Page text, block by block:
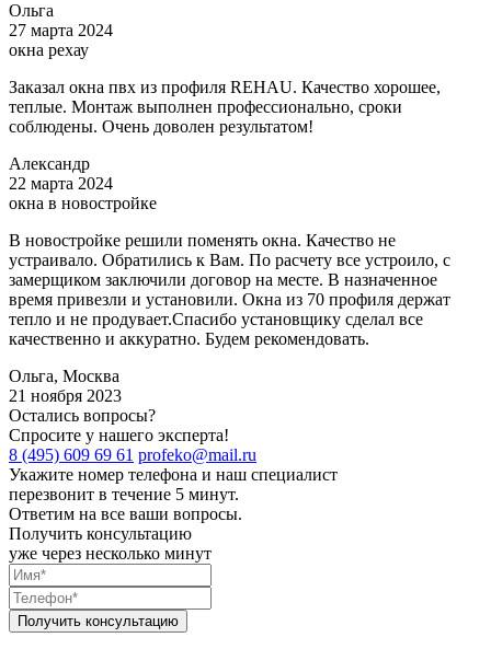
Ольга
27 марта 2024
окна рехау
Заказал окна пвх из профиля REHAU. Качество хорошее,
теплые. Монтаж выполнен профессионально, сроки
соблюдены. Очень доволен результатом!
Александр
22 марта 2024
окна в новостройке
В новостройке решили поменять окна. Качество не
устраивало. Обратились к Вам. По расчету все устроило, с
замерщиком заключили договор на месте. В назначенное
время привезли и установили. Окна из 70 профиля держат
тепло и не продувает.Спасибо установщику сделал все
качественно и аккуратно. Будем рекомендовать.
Ольга, Москва
21 ноября 2023
Остались вопросы?
Спросите у нашего эксперта!
8 (495) 609 69 61 profeko@mail.ru
Укажите номер телефона и наш специалист
перезвонит в течение 5 минут.
Ответим на все ваши вопросы.
Получить консультацию
уже через несколько минут